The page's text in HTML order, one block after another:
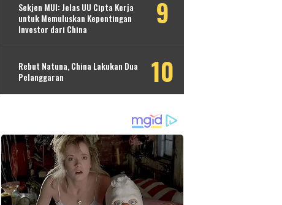
Sekjen MUI: Jelas UU Cipta Kerja
untuk Memuluskan Kepentingan
Investor dari China
Rebut Natuna, China Lakukan Dua
Pelanggaran